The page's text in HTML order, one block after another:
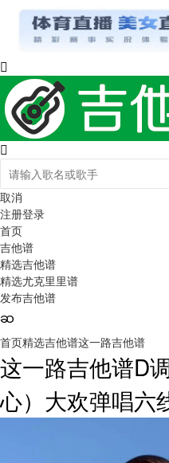
取消
注册登录
首页
吉他谱
精选吉他谱
精选尤克里里谱
发布吉他谱
首页精选吉他谱这一路吉他谱
这一路吉他谱D
心）大欢弹唱六